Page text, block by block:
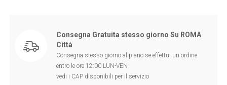
Consegna Gratuita stesso giorno Su ROMA
Città
Consegna stesso giorno al piano se effettui un ordine
entro le ore 12:00 LUN-VEN
vedi i CAP disponibili per il servizio